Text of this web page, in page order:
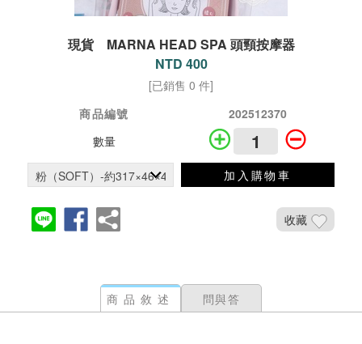
現貨 MARNA HEAD SPA 頭頸按摩器
NTD 400
[已銷售 0 件]
商品編號
202512370
數量
加入購物車
收藏
商品敘述 問與答